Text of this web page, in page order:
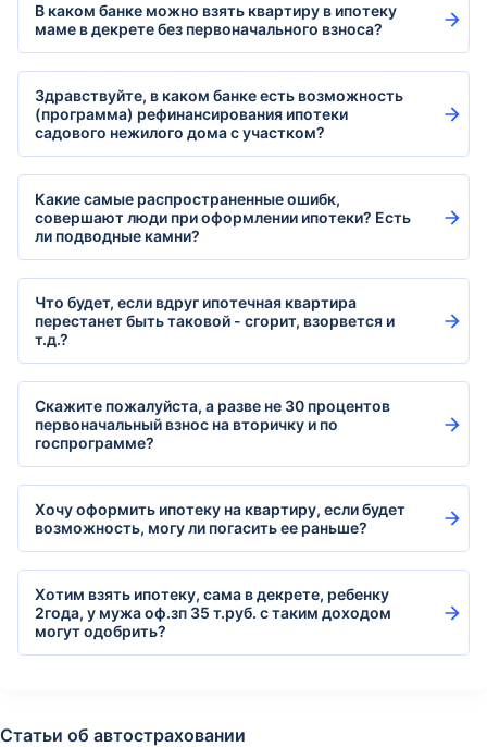
В каком банке можно взять квартиру в ипотеку
маме в декрете без первоначального взноса?
Здравствуйте, в каком банке есть возможность
(программа) рефинансирования ипотеки
садового нежилого дома с участком?
Какие самые распространенные ошибк,
совершают люди при оформлении ипотеки? Есть
ли подводные камни?
Что будет, если вдруг ипотечная квартира
перестанет быть таковой - сгорит, взорвется и
т.д.?
Скажите пожалуйста, а разве не 30 процентов
первоначальный взнос на вторичку и по
госпрограмме?
Хочу оформить ипотеку на квартиру, если будет
возможность, могу ли погасить ее раньше?
Хотим взять ипотеку, сама в декрете, ребенку
2года, у мужа оф.зп 35 т.руб. с таким доходом
могут одобрить?
Статьи об автостраховании